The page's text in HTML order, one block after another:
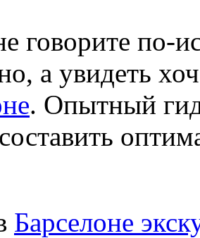
говорите по-
а увидеть
. Опытный
Барселоне